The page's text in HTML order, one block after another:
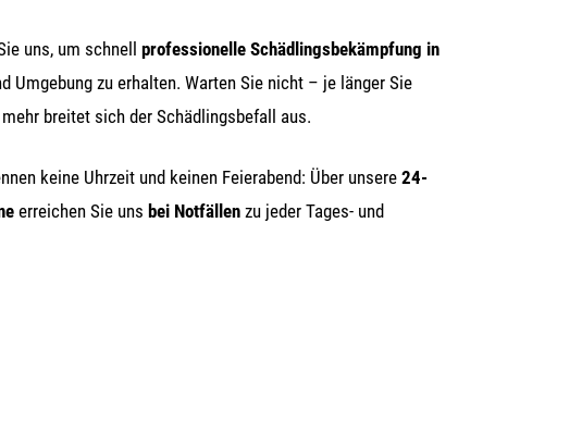
uns, um schnell pro­fes­sio­nel­le Schäd­lings­be­kämp­fung in
Umge­bung zu erhal­ten. War­ten Sie nicht – je län­ger Sie
brei­tet sich der Schäd­lings­be­fall aus.
kei­ne Uhr­zeit und kei­nen Fei­er­abend: Über unse­re 24-
errei­chen Sie uns bei Not­fäl­lenzu jeder Tages- und